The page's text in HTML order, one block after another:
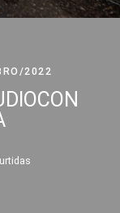
2022